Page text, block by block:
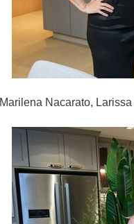
Marilena Nacarato,